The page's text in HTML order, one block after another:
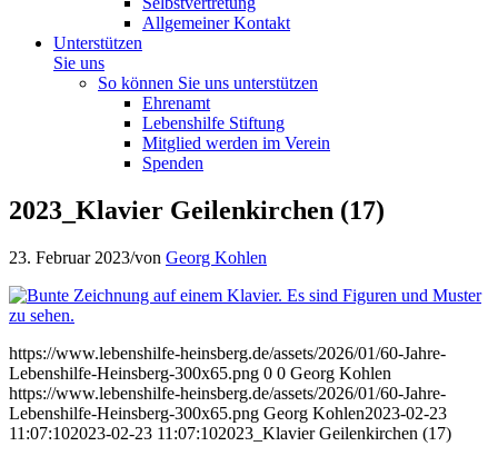
Allgemeiner Kontakt
Unterstützen
Sie uns
So können Sie uns unterstützen
Ehrenamt
Lebenshilfe Stiftung
Mitglied werden im Verein
Spenden
2023_Klavier Geilenkirchen (17)
23. Februar 2023/von Georg Kohlen
https://www.lebenshilfe-heinsberg.de/assets/2026/01/60-Jahre-
Lebenshilfe-Heinsberg-300x65.png 0 0 Georg Kohlen
https://www.lebenshilfe-heinsberg.de/assets/2026/01/60-Jahre-
Lebenshilfe-Heinsberg-300x65.png Georg Kohlen2023-02-23
11:07:102023-02-23 11:07:102023_Klavier Geilenkirchen (17)